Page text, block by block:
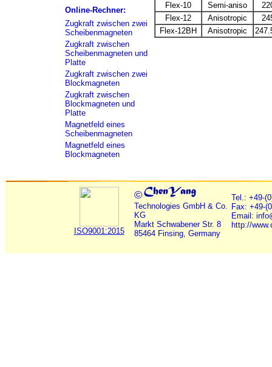
Online-Rechner:
Zugkraft zwischen zwei
Scheibenmagneten
Zugkraft zwischen
Scheibenmagneten und
Platte
Zugkraft zwischen zwei
Blockmagneten
Zugkraft zwischen
Blockmagneten und
Platte
Magnetfeld eines
Scheibenmagneten
Magnetfeld eines
Blockmagneten
Flex-10
Semi-aniso
Flex-12
Anisotropic
Flex-12BH
Anisotropic
ISO9001:2015
©
Technologies GmbH & Co.
KG
Markt Schwabener Str. 8
85464 Finsing, Germany
Tel.: +49-
Fax: +49-
Email:
http://